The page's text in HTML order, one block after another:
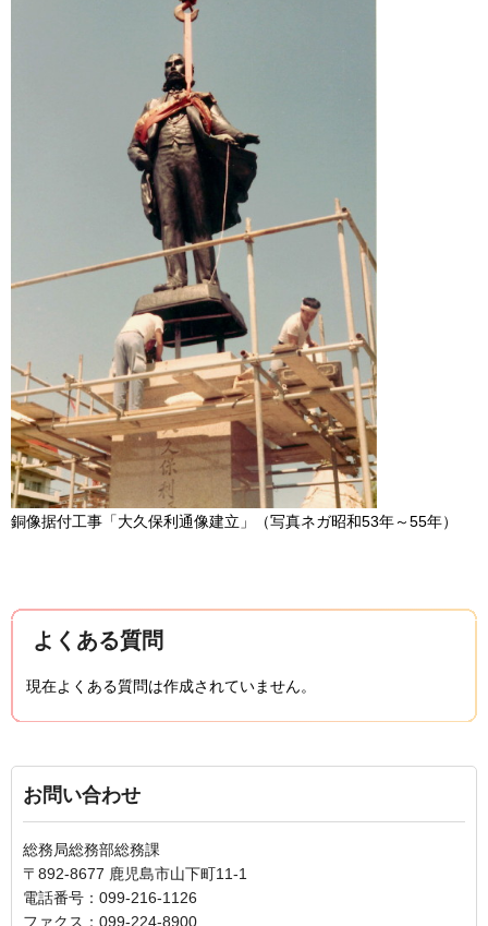
銅像据付工事「大久保利通像建立」（写真ネガ昭和53年～55年）
よくある質問
現在よくある質問は作成されていません。
お問い合わせ
総務局総務部総務課
〒892-8677 鹿児島市山下町11-1
電話番号：099-216-1126
ファクス：099-224-8900